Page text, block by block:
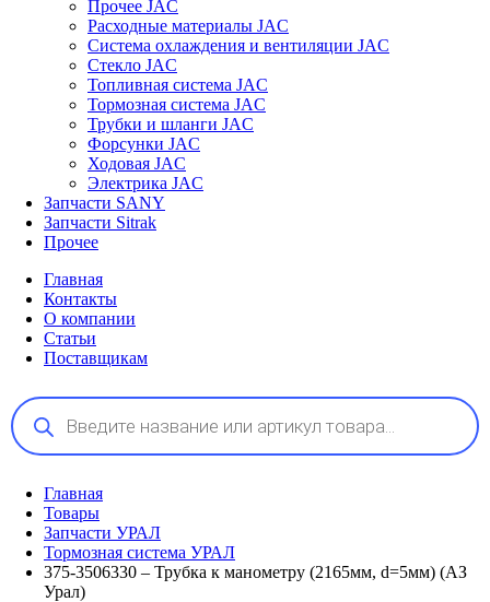
Прочее JAC
Расходные материалы JAC
Система охлаждения и вентиляции JAC
Стекло JAC
Топливная система JAC
Тормозная система JAC
Трубки и шланги JAC
Форсунки JAC
Ходовая JAC
Электрика JAC
Запчасти SANY
Запчасти Sitrak
Прочее
Главная
Контакты
О компании
Статьи
Поставщикам
Поиск
товаров
Главная
Товары
Запчасти УРАЛ
Тормозная система УРАЛ
375-3506330 – Трубка к манометру (2165мм, d=5мм) (АЗ
Урал)